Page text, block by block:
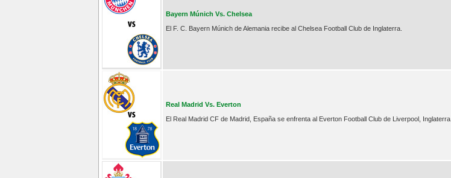
Bayern Múnich Vs. Chelsea
El F. C. Bayern Múnich de Alemania recibe al Chelsea Football Club de Inglaterra.
Real Madrid Vs. Everton
El Real Madrid CF de Madrid, España se enfrenta al Everton Football Club de Liverpool, Inglaterra.